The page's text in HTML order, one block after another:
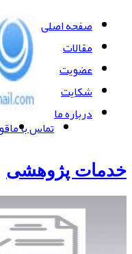
صفحه اصلی
مقالات
عضویت
شکایت
درباره ما
تماس با ما
خدمات پژوهشی